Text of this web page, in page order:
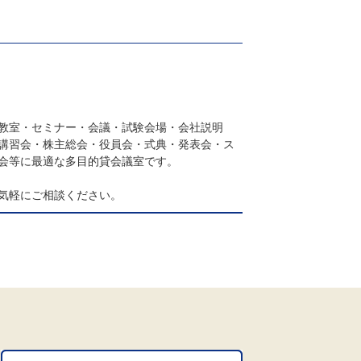
室・セミナー・会議・試験会場・会社説明
習会・株主総会・役員会・式典・発表会・ス
に最適な多目的貸会議室です。
にご相談ください。